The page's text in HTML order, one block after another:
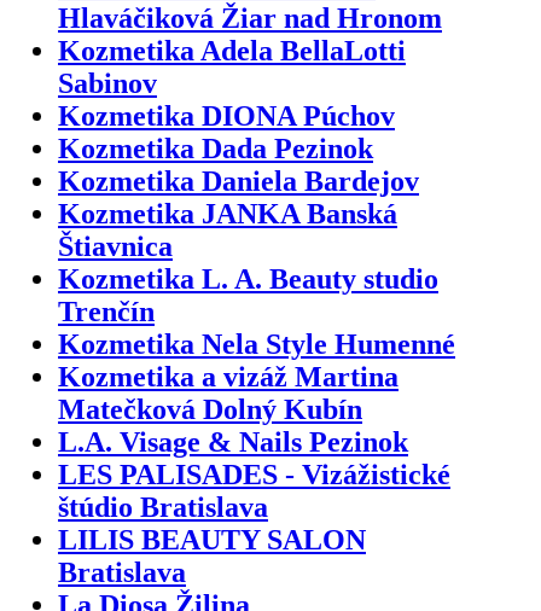
Hlaváčiková Žiar nad Hronom
Kozmetika Adela BellaLotti
Sabinov
Kozmetika DIONA Púchov
Kozmetika Dada Pezinok
Kozmetika Daniela Bardejov
Kozmetika JANKA Banská
Štiavnica
Kozmetika L. A. Beauty studio
Trenčín
Kozmetika Nela Style Humenné
Kozmetika a vizáž Martina
Matečková Dolný Kubín
L.A. Visage & Nails Pezinok
LES PALISADES - Vizážistické
štúdio Bratislava
LILIS BEAUTY SALON
Bratislava